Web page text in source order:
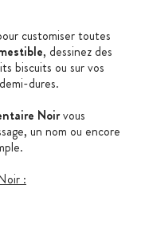
customiser toutes
, dessinez des
biscuits ou sur vos
dures.
Noirvous
un nom ou encore
: